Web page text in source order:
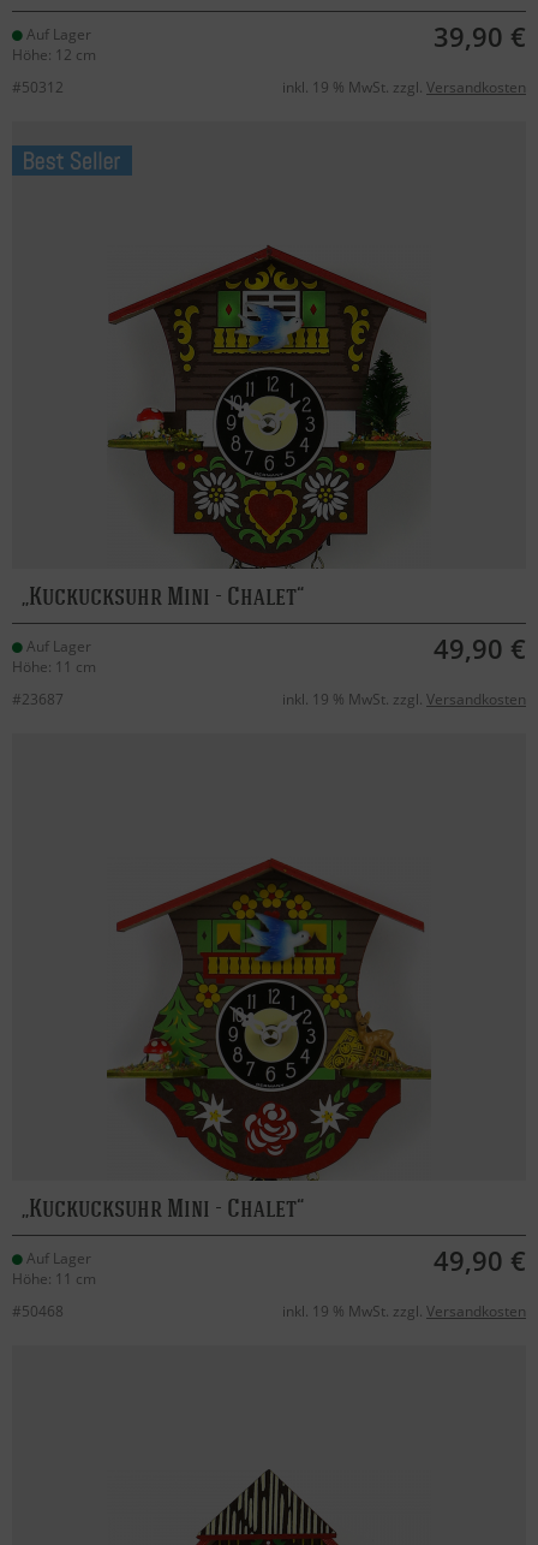
Auf Lager
Höhe: 12 cm
39,90 €
#50312 inkl. 19 % MwSt. zzgl. Versandkosten
Kuckucksuhr Mini - Chalet
Auf Lager
Höhe: 11 cm
49,90 €
#23687 inkl. 19 % MwSt. zzgl. Versandkosten
Kuckucksuhr Mini - Chalet
Auf Lager
Höhe: 11 cm
49,90 €
#50468 inkl. 19 % MwSt. zzgl. Versandkosten